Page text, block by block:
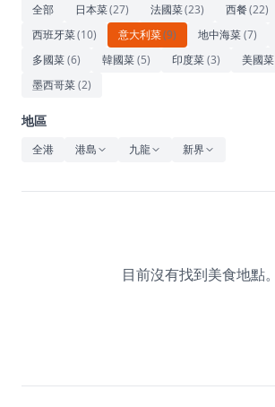
藝術文化
休閒
音樂
全部 日本菜(27) 法國菜(23) 西餐(22)
西班牙菜(10) 意大利菜(9) 地中海菜(7)
多國菜(6) 韓國菜(5) 印度菜(3) 美國菜
墨西哥菜(2)
地區
全港 港島 九龍 新界
目前沒有找到美食地點。